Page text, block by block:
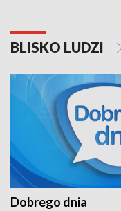
BLISKO LUDZI
Dobrego dnia